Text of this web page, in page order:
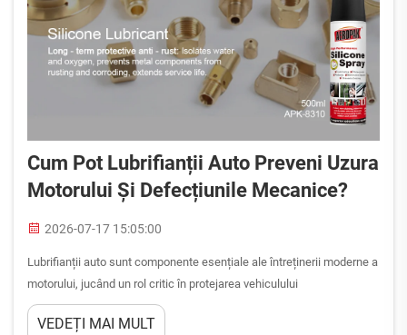
Cum Pot Lubrifianții Auto Preveni Uzura
Motorului Și Defecțiunile Mecanice?
2026-07-17 15:05:00
Lubrifianții auto sunt componente esențiale ale întreținerii moderne a
motorului, jucând un rol critic în protejarea vehiculului
dumneavoastră împotriva deteriorărilor costisitoare și a defectării
premature. Înțelegerea modului în care lubrifianții auto acționează
VEDEȚI MAI MULT